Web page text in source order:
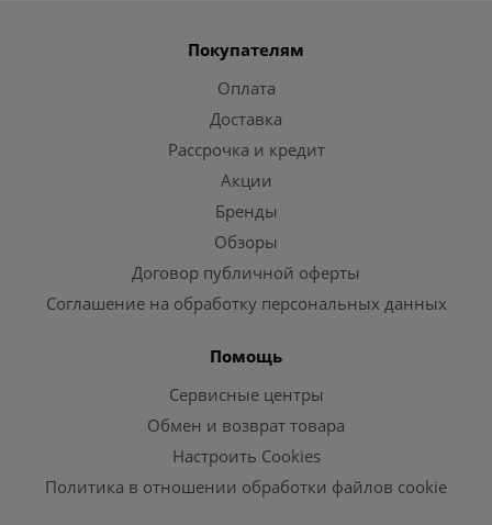
Покупателям
Оплата
Доставка
Рассрочка и кредит
Акции
Бренды
Обзоры
Договор публичной оферты
Соглашение на обработку персональных данных
Помощь
Сервисные центры
Обмен и возврат товара
Настроить Cookies
Политика в отношении обработки файлов cookie